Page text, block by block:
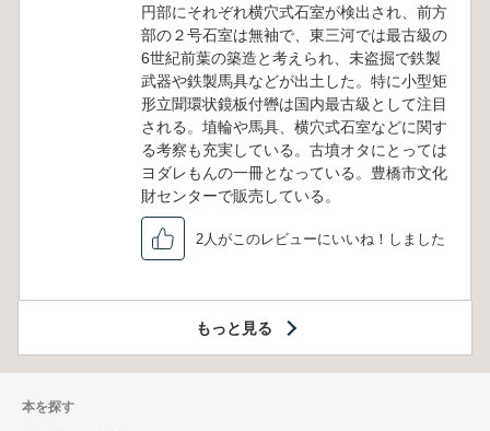
円部にそれぞれ横穴式石室が検出され、前方
部の２号石室は無袖で、東三河では最古級の
6世紀前葉の築造と考えられ、未盗掘で鉄製
武器や鉄製馬具などが出土した。特に小型矩
形立聞環状鏡板付轡は国内最古級として注目
される。埴輪や馬具、横穴式石室などに関す
る考察も充実している。古墳オタにとっては
ヨダレもんの一冊となっている。豊橋市文化
財センターで販売している。
2人がこのレビューにいいね！しました
もっと見る
本を探す